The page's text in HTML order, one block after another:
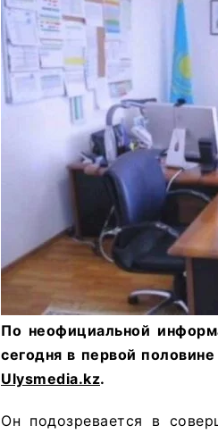
По неофициальной
сегодня в первой
Ulysmedia.kz.
Он подозревается в